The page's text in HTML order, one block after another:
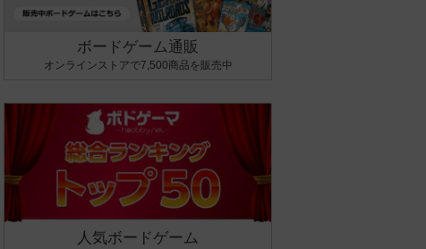
ボードゲーム通販
オンラインストアで7,500商品を販売中
人気ボードゲーム